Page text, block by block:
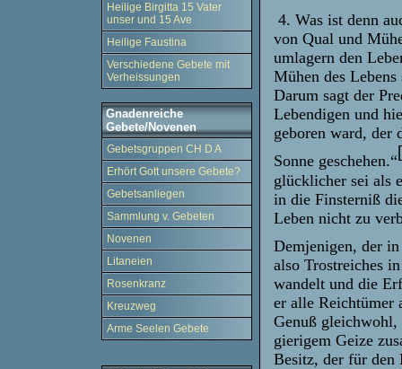
Heilige Birgitta 15 Vater
unser und 15 Ave
Heilige Faustina
Verschiedene Gebete mit
Verheissungen
Gnadenreiche
Gebete/Novenen
Gebetsgruppen CH D A
Erhört Gott unsere Gebete?
Gebetsanliegen
Sammlung v. Gebeten
Novenen
Litaneien
Rosenkranz
Kreuzweg
Arme Seelen Gebete
4. Was ist denn
von Qual und
umlagern den
Mühen des
Darum sagt der
Lebendigen und
geboren ward, der
Sonne geschehen.“
glücklicher sei als
in die Finsterniß
Leben nicht zu
Demjenigen, der
also Trostreiches
wandelt und die
er alle Reichtümer
Genuß
gierigem Geize
Besitz, der für den